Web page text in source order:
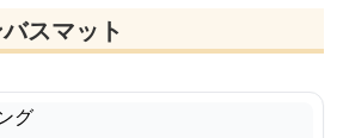
スマット